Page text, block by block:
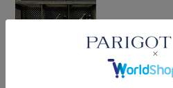
アルディ) 】が
念したスペシ
えた豊富なラ
2025.09.29